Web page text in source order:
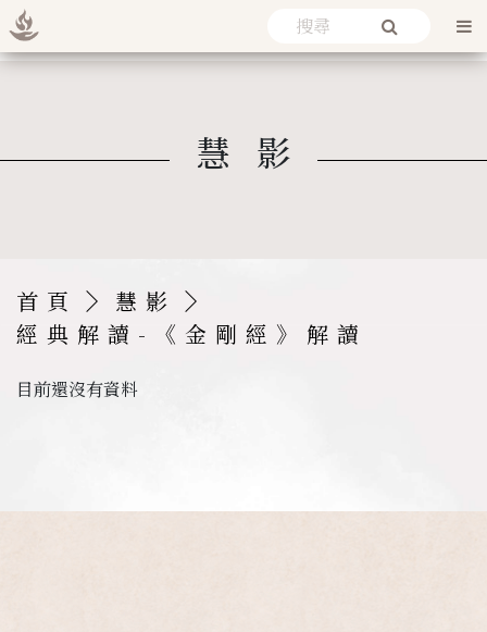
慧影
首頁
慧影
經典解讀-《金剛經》解讀
目前還沒有資料